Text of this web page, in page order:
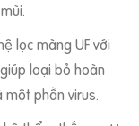
lọc màng UF với
loại bỏ hoàn
một phần virus.